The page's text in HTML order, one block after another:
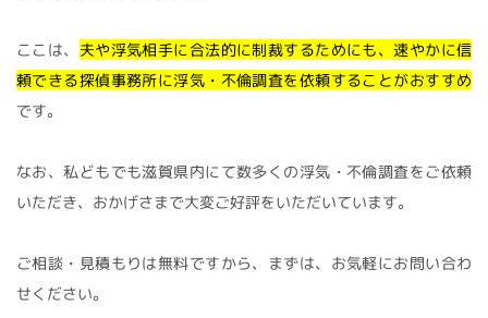
ここは、 夫や浮気相手に合法的に制裁するためにも、速やかに信
頼できる探偵事務所に浮気・不倫調査を依頼することがおすすめ
です。
なお、私どもでも滋賀県内にて数多くの浮気・不倫調査をご依頼
いただき、おかげさまで大変ご好評をいただいています。
ご相談・見積もりは無料ですから、まずは、お気軽にお問い合わ
せください。